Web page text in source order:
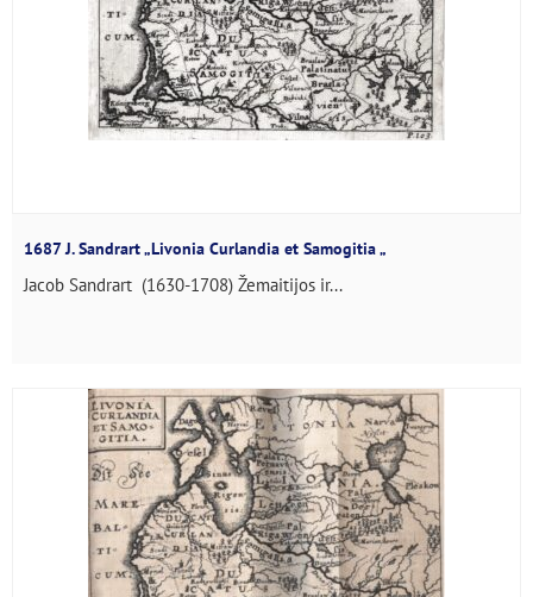
1687 J. Sandrart „Livonia Curlandia et Samogitia „
Jacob Sandrart (1630-1708) Žemaitijos ir...